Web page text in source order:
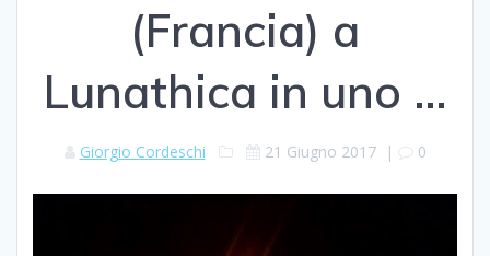
(Francia) a
Lunathica in uno …
Giorgio Cordeschi 21 Giugno 2017| 0